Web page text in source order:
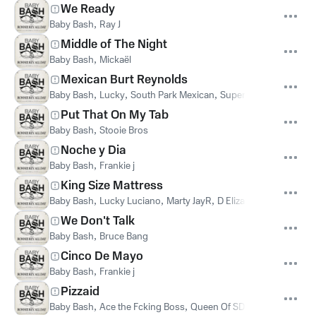
We Ready
Baby Bash, Ray J
Middle of The Night
Baby Bash, Mickaël
Mexican Burt Reynolds
Baby Bash, Lucky, South Park Mexican, Super Bueno
Put That On My Tab
Baby Bash, Stooie Bros
Noche y Dia
Baby Bash, Frankie j
King Size Mattress
Baby Bash, Lucky Luciano, Marty JayR, D Elizando
We Don't Talk
Baby Bash, Bruce Bang
Cinco De Mayo
Baby Bash, Frankie j
Pizzaid
Baby Bash, Ace the Fcking Boss, Queen Of SDS